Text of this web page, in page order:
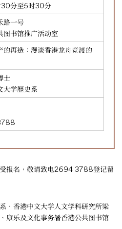
30分至5时30分
路一号
图书馆推广活动室
的再造：漫谈香港龙舟竞渡的
士
大学歷史系
报名，敬请致电2694 3788登记留
、香港中文大学人文学科研究所梁
康乐及文化事务署香港公共图书馆